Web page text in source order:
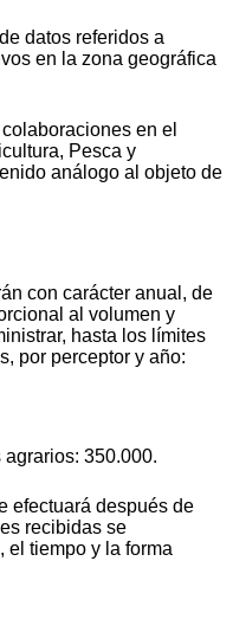
datos referidos a
en la zona geográfica
en el
Pesca y
análogo al objeto de
con carácter anual, de
al volumen y
hasta los límites
por perceptor y año:
350.000.
efectuará después de
recibidas se
el tiempo y la forma